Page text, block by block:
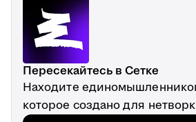
Пересекайтесь в Сетке
Находите
которое создано для